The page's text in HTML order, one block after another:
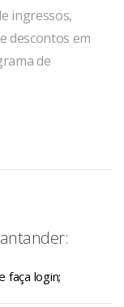
ingressos,
descontos em
de
faça login;